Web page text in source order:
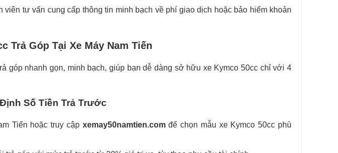
viên tư vấn cung cấp thông tin minh bạch về phí giao dịch hoặc bảo hiểm khoản
Trả Góp Tại Xe Máy Nam Tiến
góp nhanh gọn, minh bạch, giúp bạn dễ dàng sở hữu xe Kymco 50cc chỉ với 4
Số Tiền Trả Trước
Tiến hoặc truy cập xemay50namtien.comđể chọn mẫu xe Kymco 50cc phù